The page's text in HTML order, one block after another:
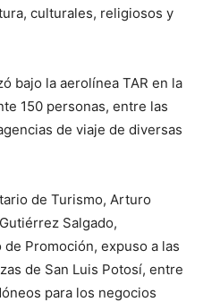
culturales, religiosos y
bajo la aerolínea TAR en la
150 personas, entre las
de viaje de diversas
de Turismo, Arturo
Salgado,
Promoción, expuso a las
de San Luis Potosí, entre
para los negocios